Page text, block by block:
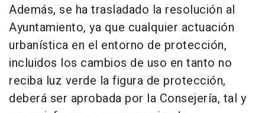
Además, se ha trasladado la resolución al
Ayuntamiento, ya que cualquier actuación
urbanística en el entorno de protección,
incluidos los cambios de uso en tanto no
reciba luz verde la figura de protección,
deberá ser aprobada por la Consejería, tal y